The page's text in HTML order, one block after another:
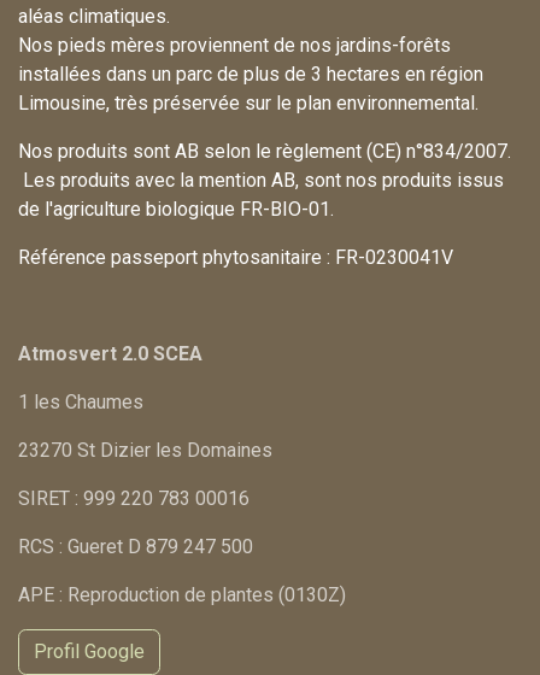
aléas climatiques.
Nos pieds mères proviennent de nos jardins-forêts
installées dans un parc de plus de 3 hectares en région
Limousine, très préservée sur le plan environnemental.
Nos produits sont AB selon le règlement (CE) n°834/2007.
Les produits avec la mention AB, sont nos produits issus
de l'agriculture biologique FR-BIO-01.
Référence passeport phytosanitaire : FR-0230041V
Atmosvert 2.0 SCEA
1 les Chaumes
23270 St Dizier les Domaines
SIRET : 999 220 783 00016
RCS : Gueret D 879 247 500
APE : Reproduction de plantes (0130Z)
Profil Google